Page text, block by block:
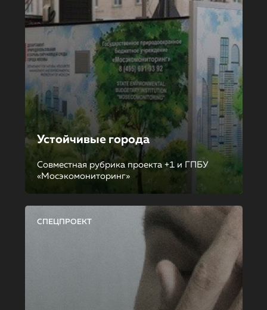
Устойчивые города
Совместная рубрика проекта +1 и ГПБУ
«Мосэкомониторинг»
СПЕЦПРОЕКТ